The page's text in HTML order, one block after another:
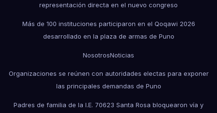
representación directa en el nuevo congreso
Más de 100 instituciones participaron en el Qoqawi 2026
desarrollado en la plaza de armas de Puno
NosotrosNoticias
Organizaciones se reúnen con autoridades electas para exponer
las principales demandas de Puno
Padres de familia de la I.E. 70623 Santa Rosa bloquearon vía y